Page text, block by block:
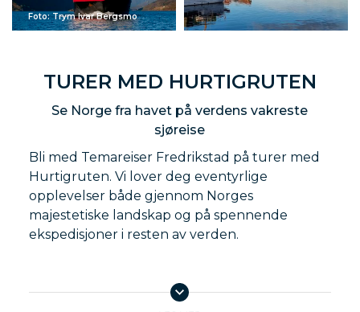
Foto: Trym Ivar Bergsmo
TURER MED HURTIGRUTEN
Se Norge fra havet på verdens vakreste
sjøreise
Bli med Temareiser Fredrikstad på turer med
Hurtigruten. Vi lover deg eventyrlige
opplevelser både gjennom Norges
majestetiske landskap og på spennende
ekspedisjoner i resten av verden.
langs norskekysten med Hurtigruten. Seil